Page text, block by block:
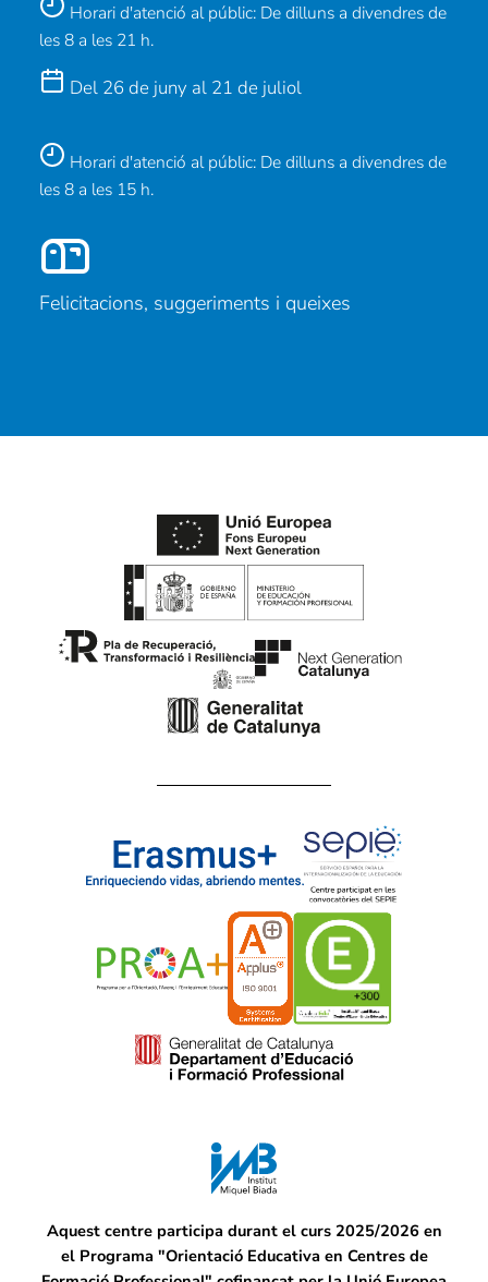
Horari d'atenció al públic: De dilluns a divendres de
les 8 a les 21 h.
Del 26 de juny al 21 de juliol
Horari d'atenció al públic: De dilluns a divendres de
les 8 a les 15 h.
Felicitacions, suggeriments i queixes
Aquest centre participa durant el curs 2025/2026 en
el Programa "Orientació Educativa en Centres de